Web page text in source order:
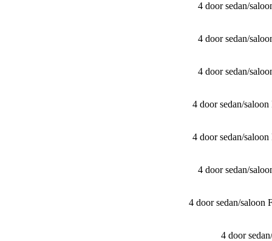
4 door sedan/​
4 door sedan/​
4 door sedan/​
4 door sedan/​
4 door sedan/​
4 door sedan/​
4 door sedan/​saloon
4 door